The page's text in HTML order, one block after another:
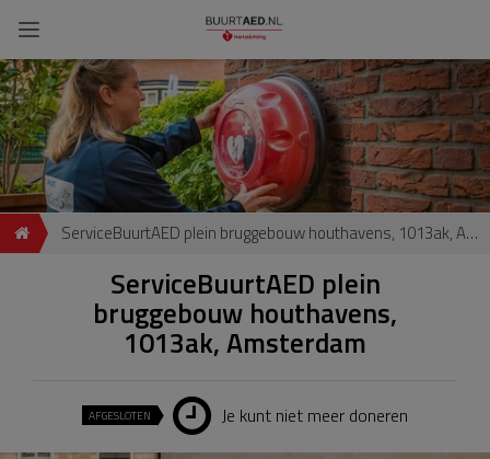
ServiceBuurtAED plein bruggebouw houthavens, 1013ak, Amsterdam
ServiceBuurtAED plein
bruggebouw houthavens,
1013ak, Amsterdam
AFGESLOTEN Je kunt niet meer doneren